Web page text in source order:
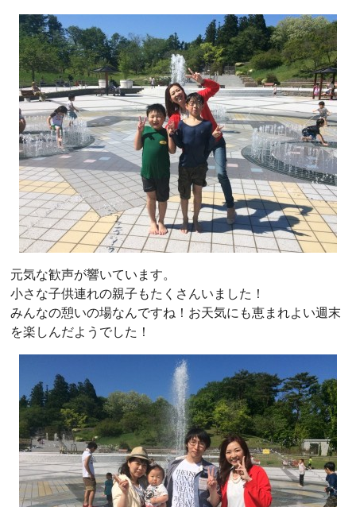
元気な歓声が響いています。
小さな子供連れの親子もたくさんいました！
みんなの憩いの場なんですね！お天気にも恵まれよい週末
を楽しんだようでした！